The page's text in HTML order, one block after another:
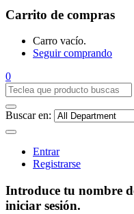
Carrito de compras
Carro vacío.
Seguir comprando
0
Buscar en:
Entrar
Registrarse
Introduce tu nombre
iniciar sesión.